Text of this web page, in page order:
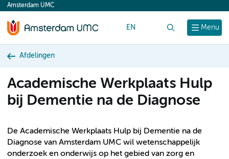
content
Menu
Amsterdam UMC
EN
Afdelingen
Academische Werkplaats Hulp
bij Dementie na de Diagnose
De Academische Werkplaats Hulp bij Dementie na de
Diagnose van Amsterdam UMC wil wetenschappelijk
onderzoek en onderwijs op het gebied van zorg en